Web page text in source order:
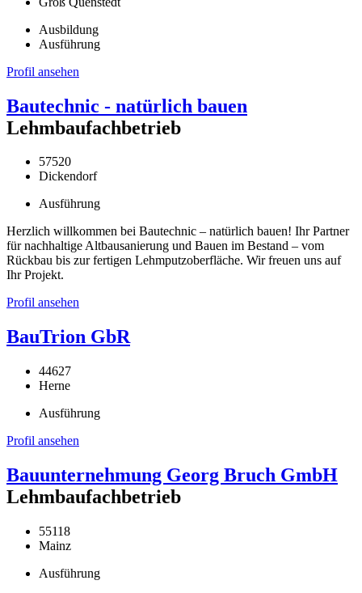
Ausbildung
Ausführung
Profil ansehen
Bautechnic - natürlich bauen
Lehmbaufachbetrieb
57520
Dickendorf
Ausführung
Herzlich willkommen bei Bautechnic – natürlich bauen! Ihr Partner
für nachhaltige Altbausanierung und Bauen im Bestand – vom
Rückbau bis zur fertigen Lehmputzoberfläche. Wir freuen uns auf
Ihr Projekt.
Profil ansehen
BauTrion GbR
44627
Herne
Ausführung
Profil ansehen
Bauunternehmung Georg Bruch GmbH
Lehmbaufachbetrieb
55118
Mainz
Ausführung